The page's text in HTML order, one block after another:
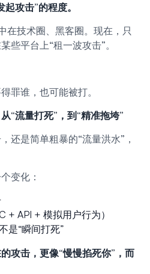
攻击”的程度。
在技术圈、黑客圈。现在，只
些平台上“租一波攻击”。
罪谁，也可能被打。
“流量打死”，到“精准拖垮”
还是简单粗暴的“流量洪水”，
变化：
+ API + 模拟用户行为）
是“瞬间打死”
攻击，更像“慢慢掐死你”，而